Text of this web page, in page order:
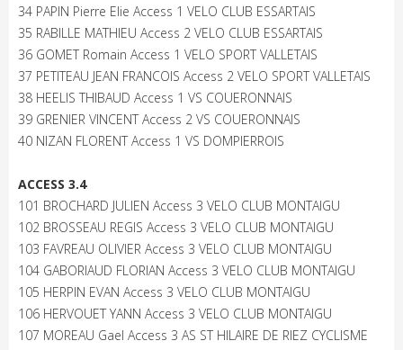
34 PAPIN Pierre Elie Access 1 VELO CLUB ESSARTAIS
35 RABILLE MATHIEU Access 2 VELO CLUB ESSARTAIS
36 GOMET Romain Access 1 VELO SPORT VALLETAIS
37 PETITEAU JEAN FRANCOIS Access 2 VELO SPORT VALLETAIS
38 HEELIS THIBAUD Access 1 VS COUERONNAIS
39 GRENIER VINCENT Access 2 VS COUERONNAIS
40 NIZAN FLORENT Access 1 VS DOMPIERROIS
ACCESS 3.4
101 BROCHARD JULIEN Access 3 VELO CLUB MONTAIGU
102 BROSSEAU REGIS Access 3 VELO CLUB MONTAIGU
103 FAVREAU OLIVIER Access 3 VELO CLUB MONTAIGU
104 GABORIAUD FLORIAN Access 3 VELO CLUB MONTAIGU
105 HERPIN EVAN Access 3 VELO CLUB MONTAIGU
106 HERVOUET YANN Access 3 VELO CLUB MONTAIGU
107 MOREAU Gael Access 3 AS ST HILAIRE DE RIEZ CYCLISME